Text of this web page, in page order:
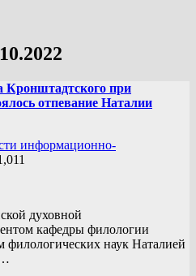
Кронштадтского при
отпевание Наталии
информационно-
духовной
кафедры филологии
наук Наталией